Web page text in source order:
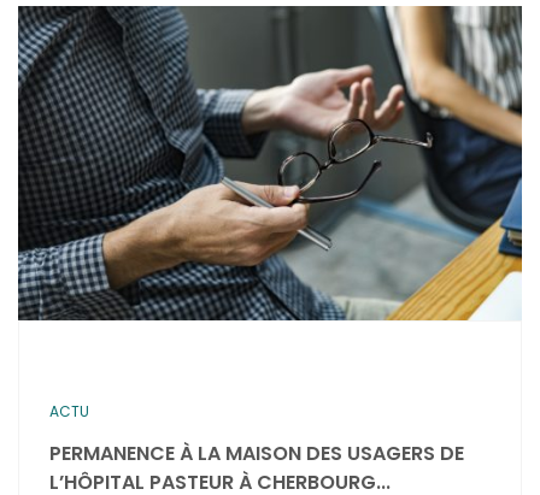
ACTU
PERMANENCE À LA MAISON DES USAGERS DE
L’HÔPITAL PASTEUR À CHERBOURG...